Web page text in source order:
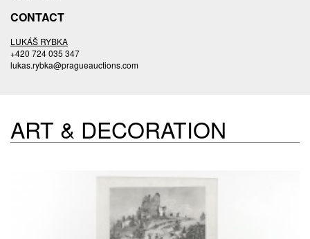
CONTACT
LUKÁŠ RYBKA
+420 724 035 347
lukas.rybka@pragueauctions.com
ART & DECORATION